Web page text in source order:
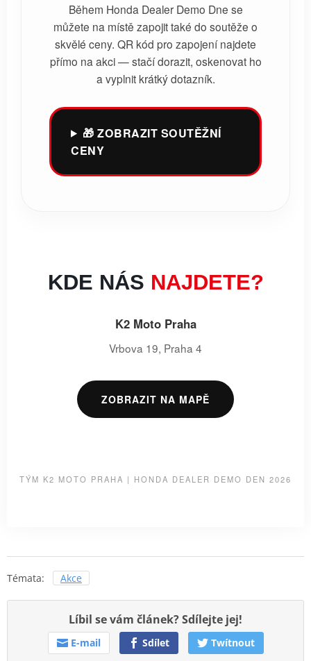
Během Honda Dealer Demo Dne se
můžete na místě zapojit také do soutěže o
skvělé ceny. QR kód pro zapojení najdete
přímo na akci — stačí dorazit, oskenovat ho
a vyplnit krátký dotazník.
🎁 ZOBRAZIT SOUTĚŽNÍ
CENY
KDE NÁS NAJDETE?
K2 Moto Praha
Vrbova 19, Praha 4
ZOBRAZIT NA MAPĚ
TÝM K2 MOTO PRAHA | HONDA DEALER DEMO DEN 2026
Témata: Akce
Líbil se vám článek? Sdílejte jej!
E-mail Sdílet Twítnout